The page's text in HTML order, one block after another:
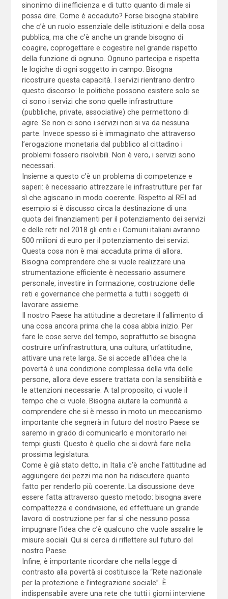
sinonimo di inefficienza e di tutto quanto di male si
possa dire. Come è accaduto? Forse bisogna stabilire
che c’è un ruolo essenziale delle istituzioni e della cosa
pubblica, ma che c’è anche un grande bisogno di
coagire, coprogettare e cogestire nel grande rispetto
della funzione di ognuno. Ognuno partecipa e rispetta
le logiche di ogni soggetto in campo. Bisogna
ricostruire questa capacità. I servizi rientrano dentro
questo discorso: le politiche possono esistere solo se
ci sono i servizi che sono quelle infrastrutture
(pubbliche, private, associative) che permettono di
agire. Se non ci sono i servizi non si va da nessuna
parte. Invece spesso si è immaginato che attraverso
l’erogazione monetaria dal pubblico al cittadino i
problemi fossero risolvibili. Non è vero, i servizi sono
necessari.
Insieme a questo c’è un problema di competenze e
saperi: è necessario attrezzare le infrastrutture per far
sì che agiscano in modo coerente. Rispetto al REI ad
esempio si è discusso circa la destinazione di una
quota dei finanziamenti per il potenziamento dei servizi
e delle reti: nel 2018 gli enti e i Comuni italiani avranno
500 milioni di euro per il potenziamento dei servizi.
Questa cosa non è mai accaduta prima di allora.
Bisogna comprendere che si vuole realizzare una
strumentazione efficiente è necessario assumere
personale, investire in formazione, costruzione delle
reti e governance che permetta a tutti i soggetti di
lavorare assieme.
Il nostro Paese ha attitudine a decretare il fallimento di
una cosa ancora prima che la cosa abbia inizio. Per
fare le cose serve del tempo, soprattutto se bisogna
costruire un’infrastruttura, una cultura, un’attitudine,
attivare una rete larga. Se si accede all’idea che la
povertà è una condizione complessa della vita delle
persone, allora deve essere trattata con la sensibilità e
le attenzioni necessarie. A tal proposito, ci vuole il
tempo che ci vuole. Bisogna aiutare la comunità a
comprendere che si è messo in moto un meccanismo
importante che segnerà in futuro del nostro Paese se
saremo in grado di comunicarlo e monitorarlo nei
tempi giusti. Questo è quello che si dovrà fare nella
prossima legislatura.
Come è già stato detto, in Italia c’è anche l’attitudine ad
aggiungere dei pezzi ma non ha ridiscutere quanto
fatto per renderlo più coerente. La discussione deve
essere fatta attraverso questo metodo: bisogna avere
compattezza e condivisione, ed effettuare un grande
lavoro di costruzione per far sì che nessuno possa
impugnare l’idea che c’è qualcuno che vuole assalire le
misure sociali. Qui si cerca di riflettere sul futuro del
nostro Paese.
Infine, è importante ricordare che nella legge di
contrasto alla povertà si costituisce la “Rete nazionale
per la protezione e l’integrazione sociale”. È
indispensabile avere una rete che tutti i giorni interviene